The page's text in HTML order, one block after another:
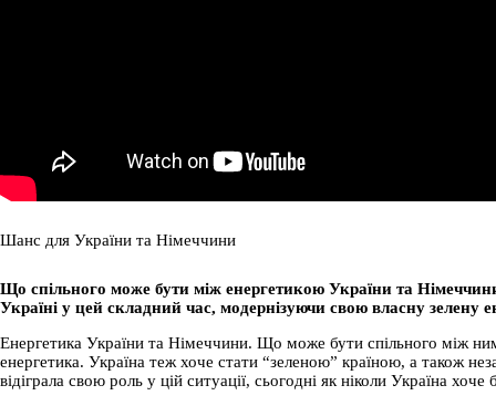
Шанс для України та Німеччини
Що спільного може бути між енергетикою України та
Україні у цей складний час, модернізуючи свою власну зелену
Енергетика України та Німеччини. Що може бути спільного між
енергетика. Україна теж хоче стати “зеленою” країною, а також
відіграла свою роль у цій ситуації, сьогодні як ніколи Україна